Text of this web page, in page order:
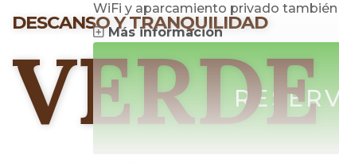
DESCANSO Y TRANQUILIDAD
VERDE
WiFi y aparcamiento privado
En el Verde Madera Bed & Breakfast
continental diario.
Contamos con jardín y una hermosa
Más información